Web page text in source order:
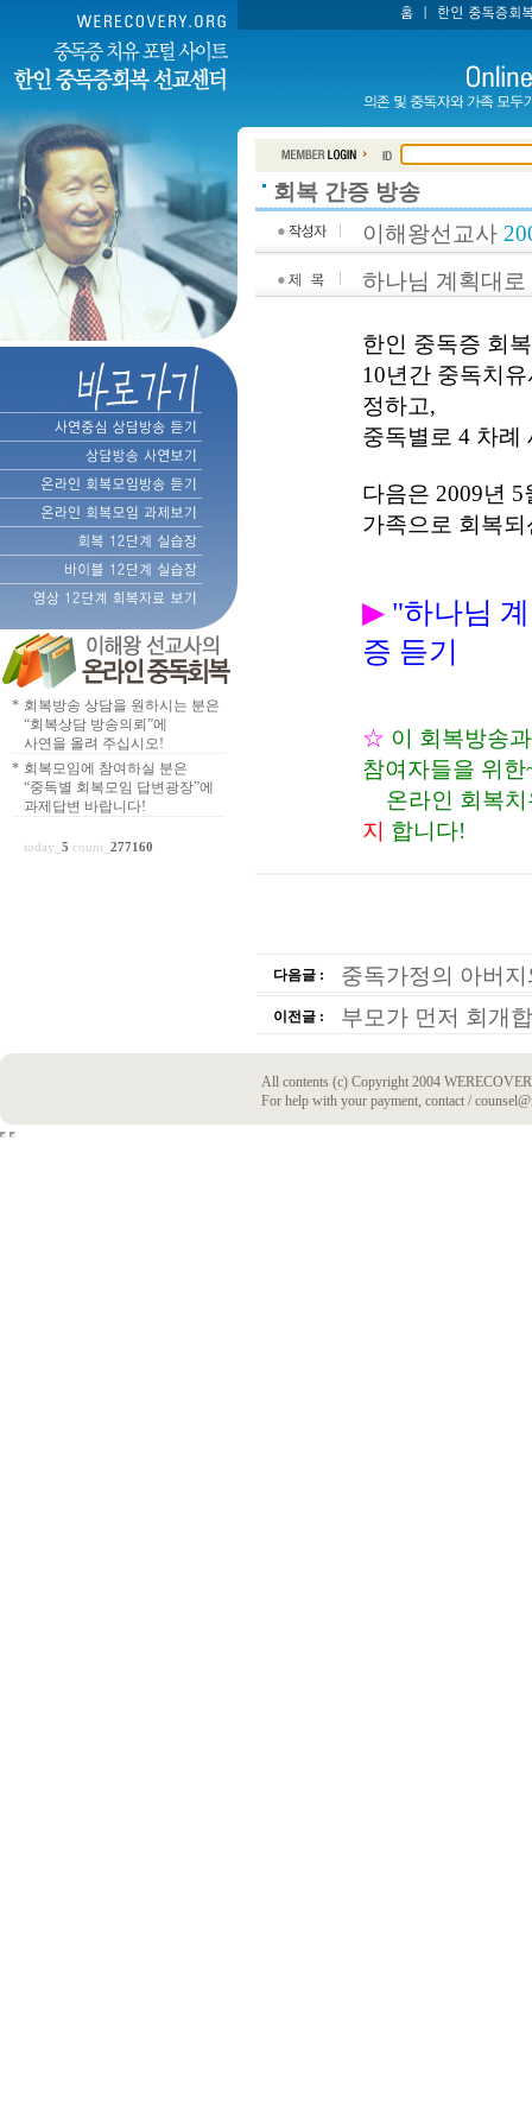
* 회복방송 상담을 원하시는 분은
“회복상담 방송의뢰”에
사연을 올려 주십시오!
* 회복모임에 참여하실 분은
“중독별 회복모임 답변광장”에
과제답변 바랍니다!
today_ 5 count_ 277160
회복 간증 방송
이해왕선교사
하나님 계획대
한인 중독증 회
10년간 중독치
정하고,
중독별로 4 차례
다음은 2009년
가족으로 회복
▶ "하나님
증 듣기
☆ 이 회복방송
참여자들을 위한
온라인 회복치
지
합니다!
다음글 : 중독가정의 아버
이전글 : 부모가 먼저 회개
All contents (c) Copyright 2004
For help with your payment, contact /